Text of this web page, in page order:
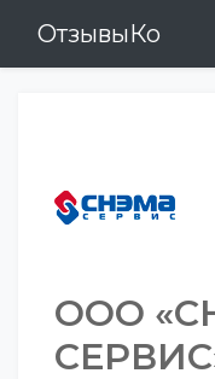
ОтзывыКо
ООО